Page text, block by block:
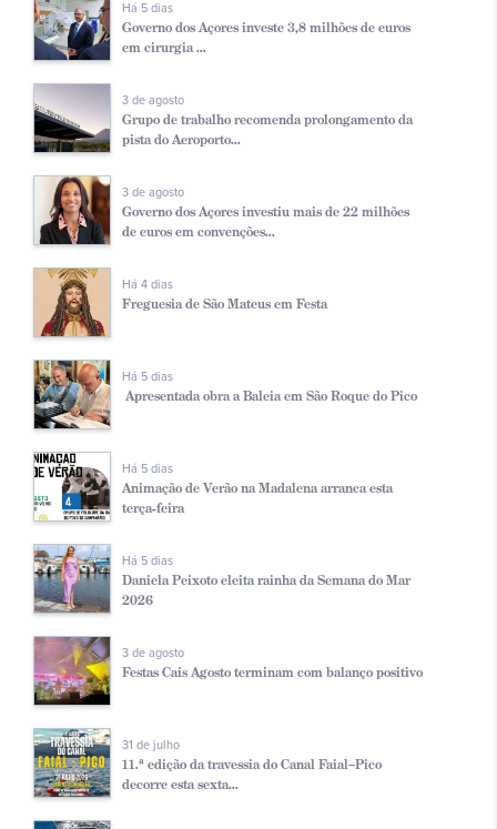
Há 5 dias
Governo dos Açores investe 3,8 milhões de euros
em cirurgia ...
3 de agosto
Grupo de trabalho recomenda prolongamento da
pista do Aeroporto...
3 de agosto
Governo dos Açores investiu mais de 22 milhões
de euros em convenções...
Há 4 dias
Freguesia de São Mateus em Festa
Há 5 dias
Apresentada obra a Baleia em São Roque do Pico
Há 5 dias
Animação de Verão na Madalena arranca esta
terça-feira
Há 5 dias
Daniela Peixoto eleita rainha da Semana do Mar
2026
3 de agosto
Festas Cais Agosto terminam com balanço positivo
31 de julho
11.ª edição da travessia do Canal Faial–Pico
decorre esta sexta...